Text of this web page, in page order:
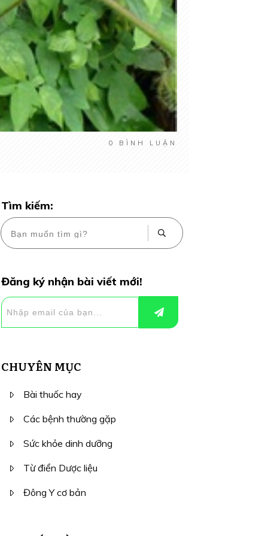
0 BÌNH LUẬN
Tìm kiếm:
Đăng ký nhận bài viết mới!
CHUYÊN MỤC
Bài thuốc hay
Các bệnh thường gặp
Sức khỏe dinh dưỡng
Từ điển Dược liệu
Đông Y cơ bản